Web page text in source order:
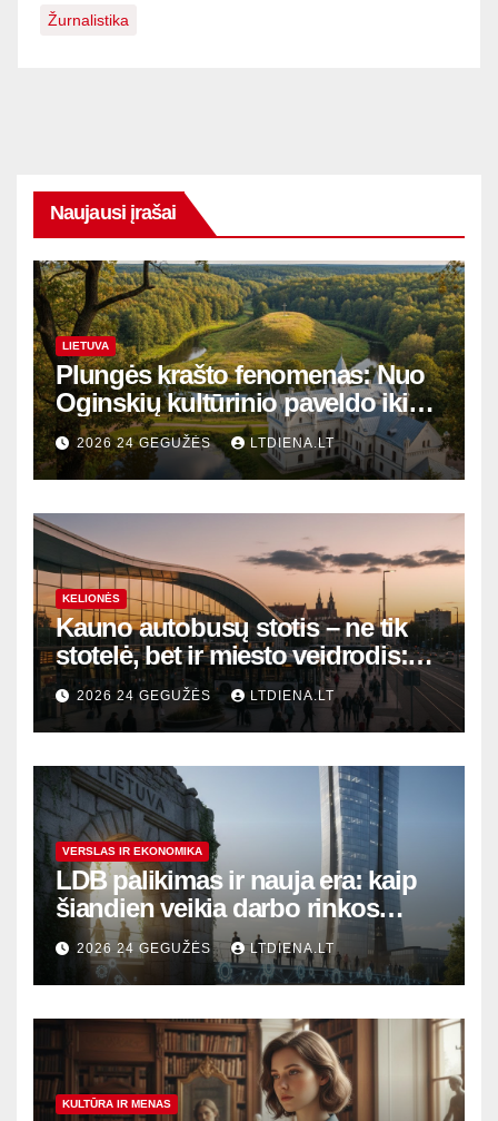
Žurnalistika
Naujausi įrašai
LIETUVA
Plungės krašto fenomenas: Nuo
Oginskių kultūrinio paveldo iki
Žemaitijos gamtos perlų
2026 24 GEGUŽĖS LTDIENA.LT
KELIONĖS
Kauno autobusų stotis – ne tik
stotelė, bet ir miesto veidrodis:
modernūs vartai į laikinąją
sostinę
2026 24 GEGUŽĖS LTDIENA.LT
VERSLAS IR EKONOMIKA
LDB palikimas ir nauja era: kaip
šiandien veikia darbo rinkos
variklis Lietuvoje?
2026 24 GEGUŽĖS LTDIENA.LT
KULTŪRA IR MENAS